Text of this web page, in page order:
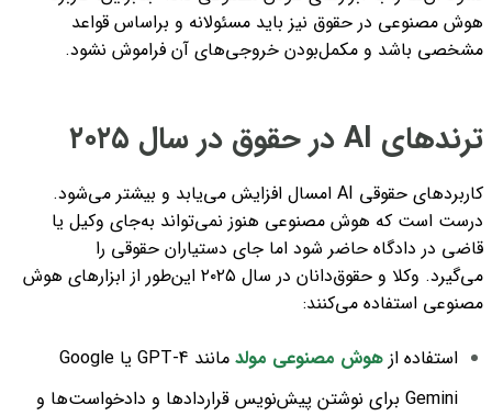
هوش مصنوعی در حقوق نیز باید مسئولانه و براساس قواعد
مشخصی باشد و مکمل‌بودن خروجی‌های آن فراموش نشود.
ترندهای AI در حقوق در سال ۲۰۲۵
کاربردهای حقوقی AI امسال افزایش می‌یابد و بیشتر می‌شود.
درست است که هوش مصنوعی هنوز نمی‌تواند به‌جای وکیل یا
قاضی در دادگاه حاضر شود اما جای دستیاران حقوقی را
می‌گیرد.
وکلا و حقوق‌دانان در سال ۲۰۲۵ این‌طور از ابزارهای هوش
مصنوعی استفاده می‌کنند:
استفاده ازهوش مصنوعی مولد
مانند GPT-4 یا Google
Gemini برای نوشتن پیش‌نویس قراردادها و دادخواست‌ها و